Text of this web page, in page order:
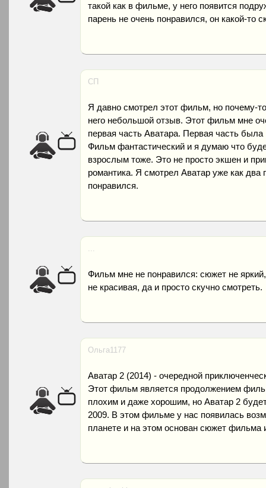
такой как в фильме, у него появится
парень не очень понравился, он какой-то
СП
Я давно смотрел этот фильм, но почему-
него небольшой отзыв. Этот фильм мне
первая часть Аватара. Первая часть
Фильм фантастический и я думаю что
взрослым тоже. Это не просто экшен и
романтика. Я смотрел Аватар уже как два
понравился.
...
Фильм мне не понравился: сюжет не
не красивая, да и просто скучно смотреть.
Ольга1177
Аватар 2 (2014) - очередной
Этот фильм является продолжением
плохим и даже хорошим, но Аватар 2
2009. В этом фильме у нас появилась
планете и на этом основан сюжет фильма